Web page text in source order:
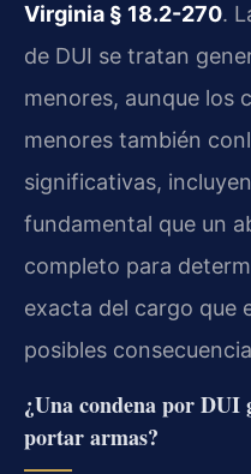
Virginia § 18.2-270.
de DUI se tratan
menores, aunque los
menores también
significativas,
fundamental que un
completo para
exacta del cargo que
posibles
¿Una condena por DUI
portar armas?